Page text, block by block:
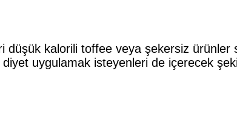
düşük kalorili toffee veya şekersiz
uygulamak isteyenleri de içerecek